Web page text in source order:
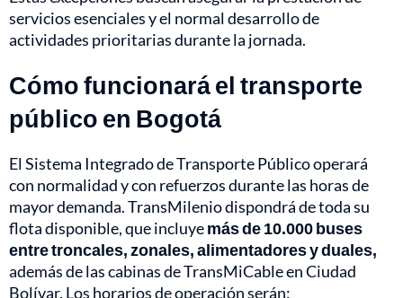
servicios esenciales y el normal desarrollo de
actividades prioritarias durante la jornada.
Cómo funcionará el transporte
público en Bogotá
El Sistema Integrado de Transporte Público operará
con normalidad y con refuerzos durante las horas de
mayor demanda. TransMilenio dispondrá de toda su
flota disponible, que incluyemás de 10.000 buses
entre troncales, zonales, alimentadores y duales,
además de las cabinas de TransMiCable en Ciudad
Bolívar. Los horarios de operación serán: